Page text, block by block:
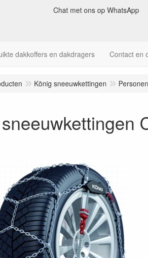
Chat met ons op WhatsApp
dakkoffers en dakdragers Contact en
König sneeuwkettingen